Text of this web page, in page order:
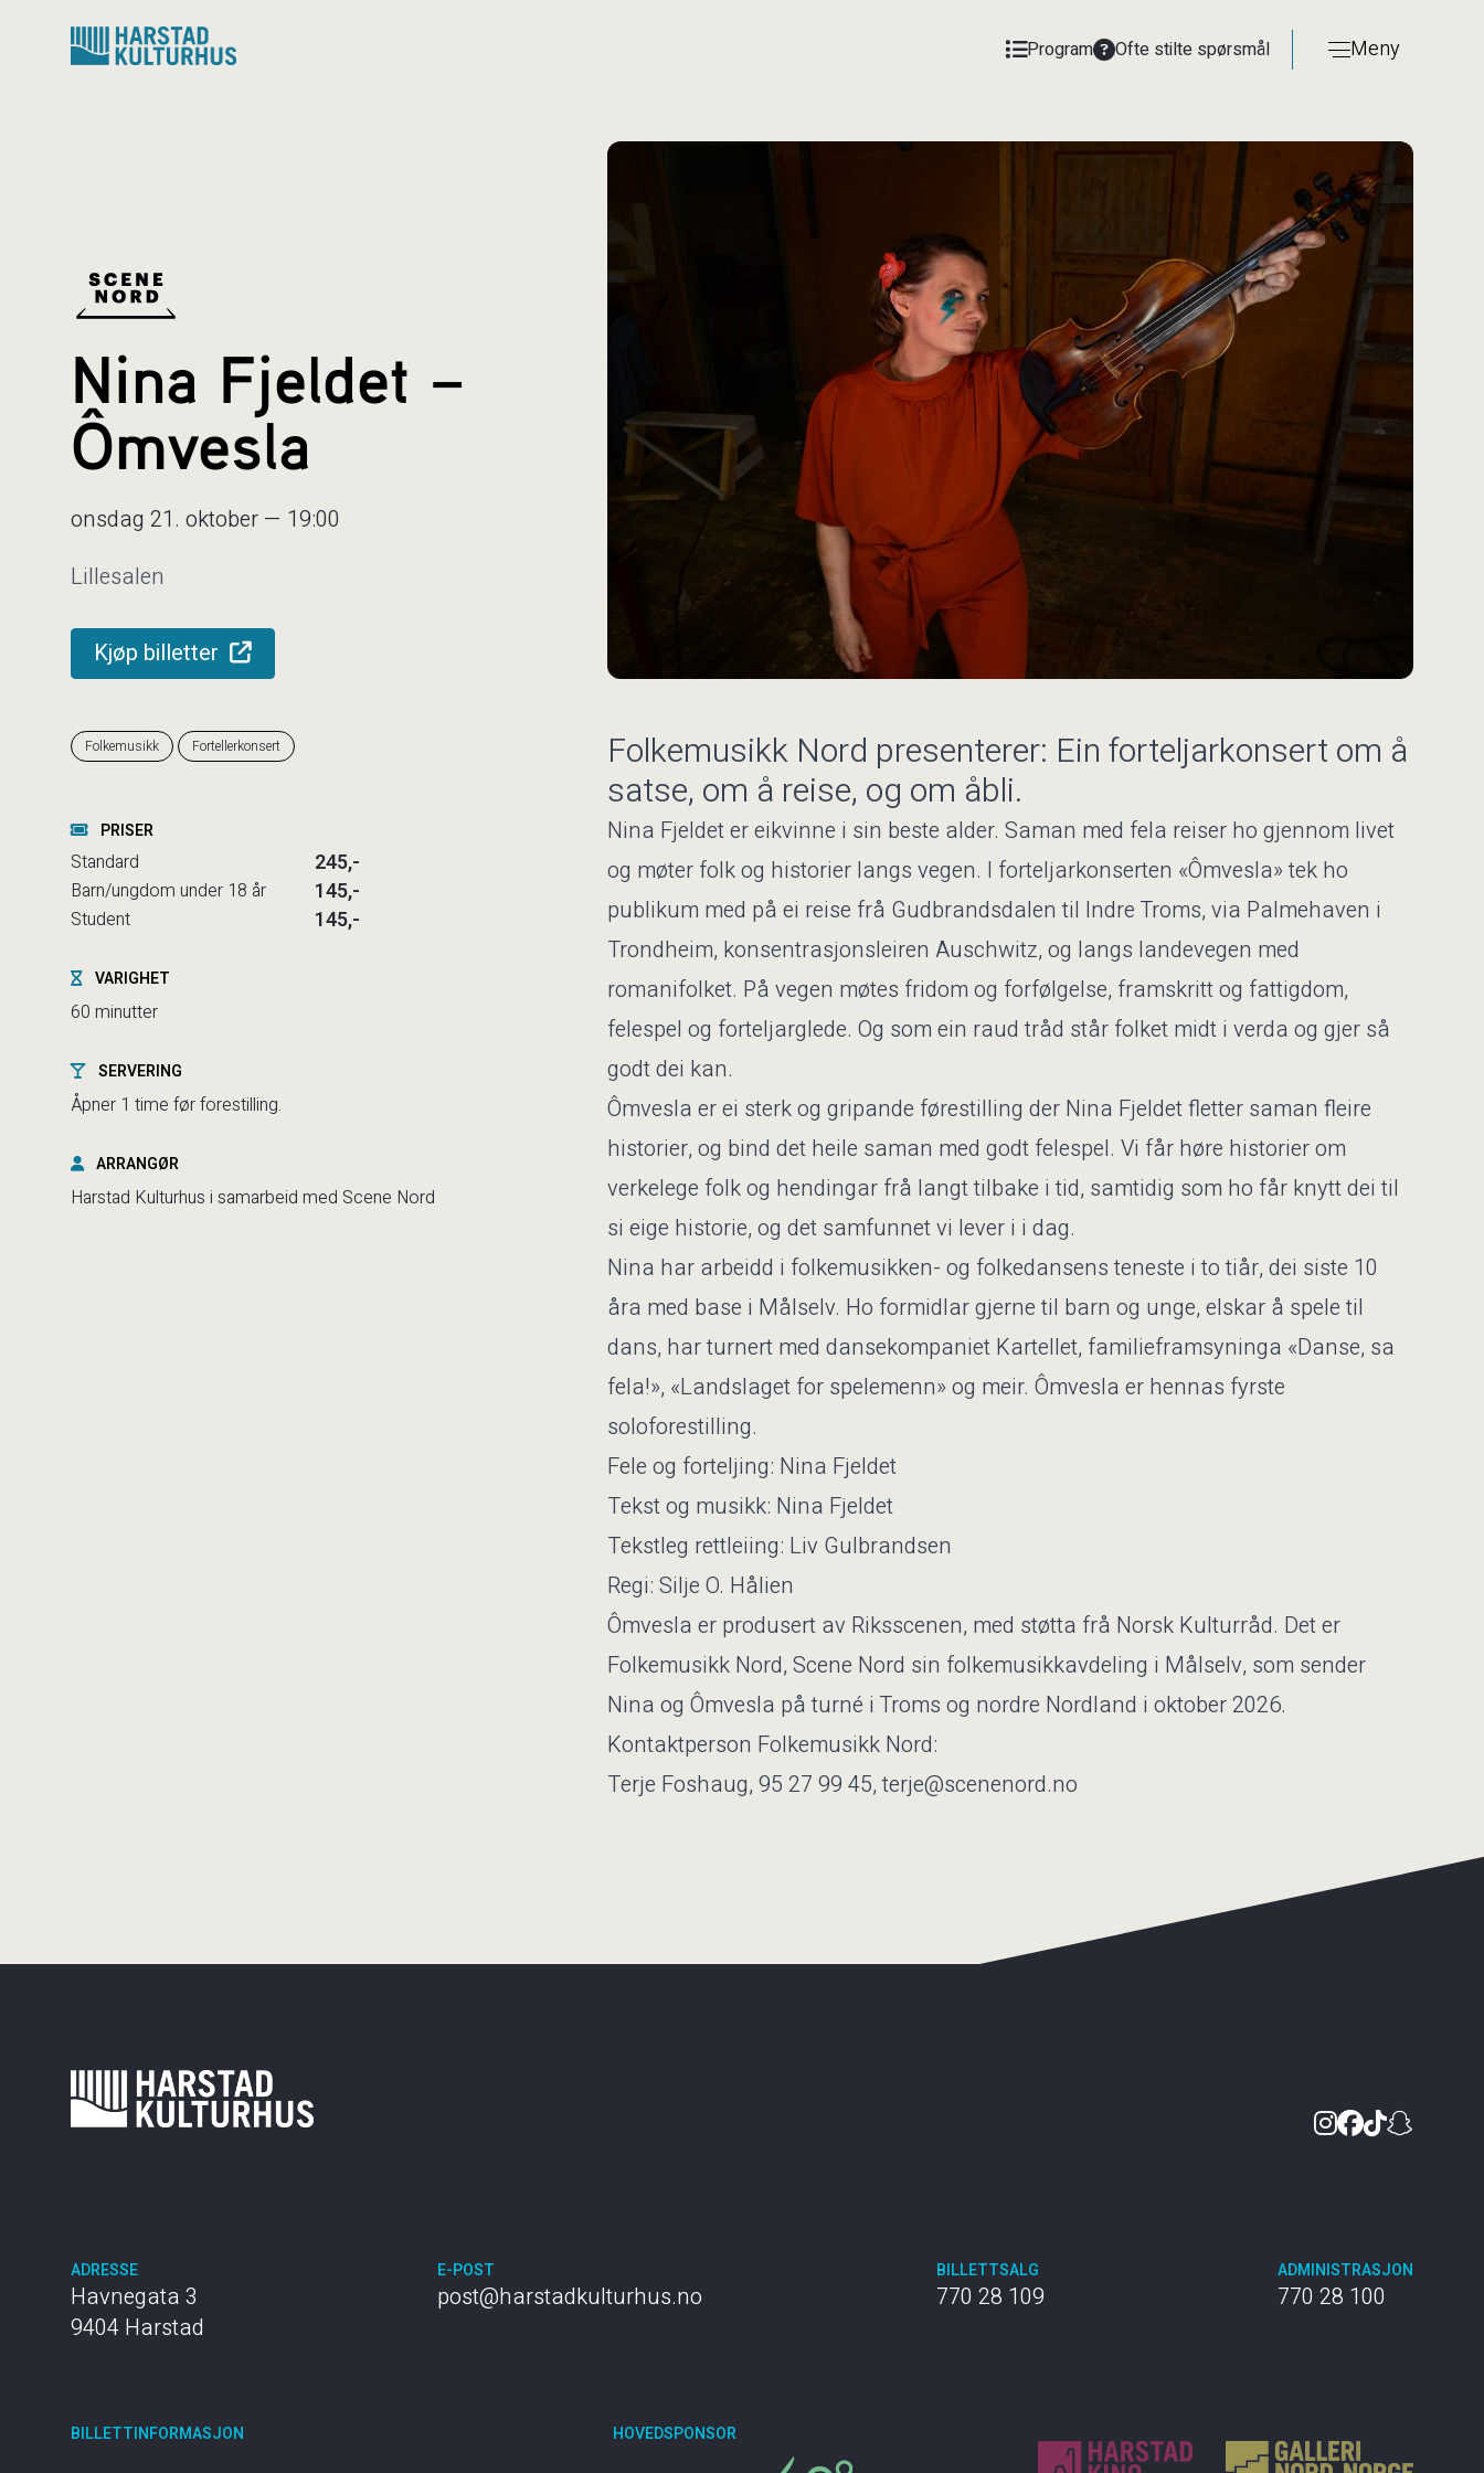
Program Ofte stilte spørsmål Meny
Nina Fjeldet –
Ômvesla
onsdag 21. oktober — 19:00
Lillesalen
Kjøp billetter
Folkemusikk Nord presenterer: Ein forteljarkonsert om å
satse, om å reise, og om åbli.
Nina Fjeldet er eikvinne i sin beste alder. Saman med fela reiser ho gjennom livet
og møter folk og historier langs vegen. I forteljarkonserten «Ômvesla» tek ho
publikum med på ei reise frå Gudbrandsdalen til Indre Troms, via Palmehaven i
Trondheim, konsentrasjonsleiren Auschwitz, og langs landevegen med
romanifolket. På vegen møtes fridom og forfølgelse, framskritt og fattigdom,
felespel og forteljarglede. Og som ein raud tråd står folket midt i verda og gjer så
godt dei kan.
Ômvesla er ei sterk og gripande førestilling der Nina Fjeldet fletter saman fleire
historier, og bind det heile saman med godt felespel. Vi får høre historier om
verkelege folk og hendingar frå langt tilbake i tid, samtidig som ho får knytt dei til
si eige historie, og det samfunnet vi lever i i dag.
Nina har arbeidd i folkemusikken- og folkedansens teneste i to tiår, dei siste 10
åra med base i Målselv. Ho formidlar gjerne til barn og unge, elskar å spele til
dans, har turnert med dansekompaniet Kartellet, familieframsyninga «Danse, sa
fela!», «Landslaget for spelemenn» og meir. Ômvesla er hennas fyrste
soloforestilling.
Fele og forteljing: Nina Fjeldet
Tekst og musikk: Nina Fjeldet
Tekstleg rettleiing: Liv Gulbrandsen
Regi: Silje O. Hålien
Ômvesla er produsert av Riksscenen, med støtta frå Norsk Kulturråd. Det er
Folkemusikk Nord, Scene Nord sin folkemusikkavdeling i Målselv, som sender
Nina og Ômvesla på turné i Troms og nordre Nordland i oktober 2026.
Kontaktperson Folkemusikk Nord:
Terje Foshaug, 95 27 99 45, terje@scenenord.no
Folkemusikk Fortellerkonsert
PRISER
Standard 245,-
Barn/ungdom under 18 år 145,-
Student 145,-
VARIGHET
60 minutter
SERVERING
Åpner 1 time før forestilling.
ARRANGØR
Harstad Kulturhus i samarbeid med Scene Nord
Instagram
Facebook
TikTok
ADRESSE
Havnegata 3
9404 Harstad
E-POST
post@harstadkulturhus.no
BILLETTSALG
770 28 109
ADMINISTRASJON
770 28 100
BILLETTINFORMASJON HOVEDSPONSOR